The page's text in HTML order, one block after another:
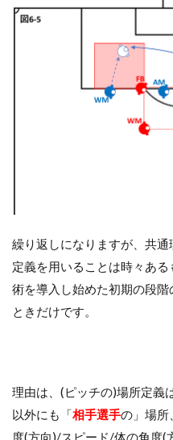
繰り返しになりますが、共
定義を用いることは時々あ
術を導入し始めた初期の段
ときだけです。
理由は、(ピッチの)場所定義
以外にも「相手選手の」場所、
度(方向)/スピード/体の角度(